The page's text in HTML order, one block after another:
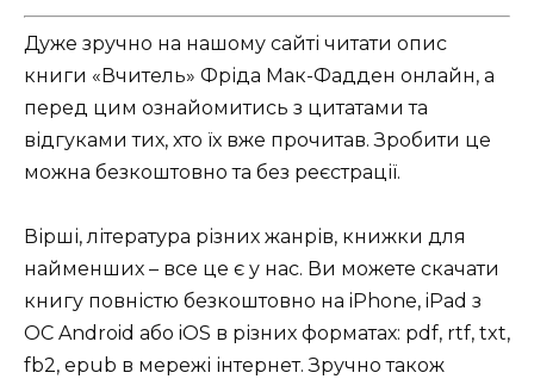
Дуже зручно на нашому сайті читати опис
книги «Вчитель» Фріда Мак-Фадден онлайн, а
перед цим ознайомитись з цитатами та
відгуками тих, хто їх вже прочитав. Зробити це
можна безкоштовно та без реєстрації.
Вірші, література різних жанрів, книжки для
найменших – все це є у нас. Ви можете скачати
книгу повністю безкоштовно на iPhone, iPad з
ОС Android або iOS в різних форматах: pdf, rtf, txt,
fb2, epub в мережі інтернет. Зручно також